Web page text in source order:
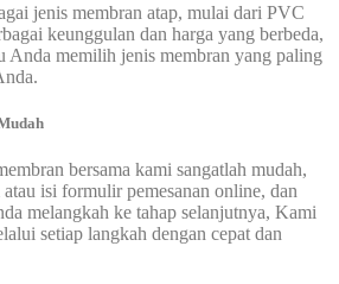
jenis membran atap, mulai dari PVC
keunggulan dan harga yang berbeda,
Anda memilih jenis membran yang paling
bersama kami sangatlah mudah,
isi formulir pemesanan online, dan
melangkah ke tahap selanjutnya, Kami
setiap langkah dengan cepat dan